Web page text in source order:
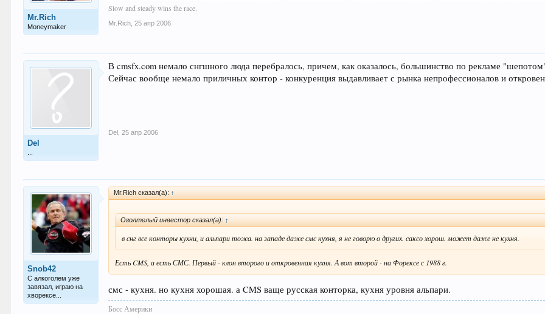
Mr.Rich
Moneymaker
Slow and steady wins the race.
Mr.Rich 25 апр 2006
Del
В cmsfx.com немало снгшного люда перебралось, причем, как оказалось, большинство по рекламе
Сейчас вообще немало приличных контор - конкуренция выдавливает с рынка непрофессионалов и
Del 25 апр 2006
Snob42
С алкоголем уже
завязал, играю на
хворексе...
Mr.Rich сказал(а): ↑
Оголтелый инвестор сказал(а): ↑
в снг все конторы кухни, и альпари тожа. на западе даже смс кухня, я не говорю о других. саксо хорош. может даже не кухня.
Есть CMS, а есть СМС. Первый - клон второго и откровенная кухня. А вот второй - на Форексе с 1988 г.
смс - кухня. но кухня хорошая. а CMS ваще русская конторка, кухня уровня альпари.
Босс Америки